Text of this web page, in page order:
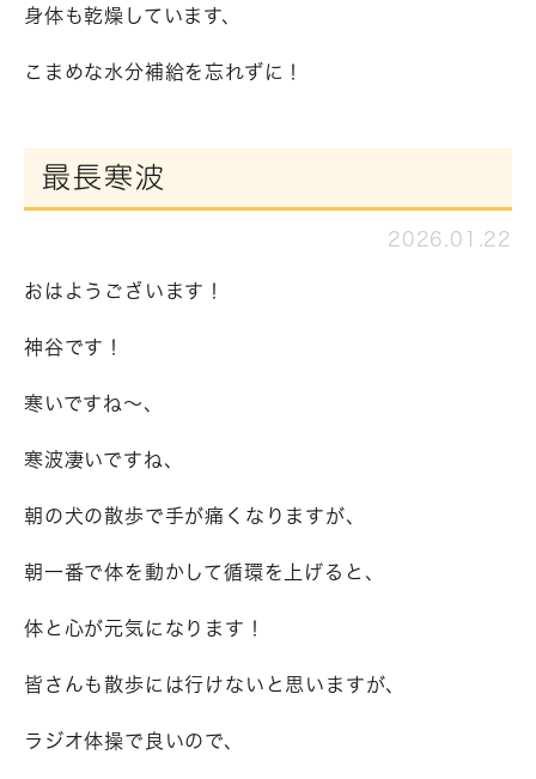
身体も乾燥しています、
こまめな水分補給を忘れずに！
最長寒波
2026.01.22
おはようございます！
神谷です！
寒いですね～、
寒波凄いですね、
朝の犬の散歩で手が痛くなりますが、
朝一番で体を動かして循環を上げると、
体と心が元気になります！
皆さんも散歩には行けないと思いますが、
ラジオ体操で良いので、